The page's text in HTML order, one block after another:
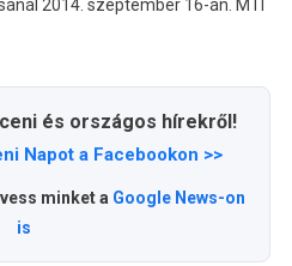
2014. szeptember 16-án. MTI
és országos hírekről!
Napot a Facebookon >>
minket a Google News-on
is